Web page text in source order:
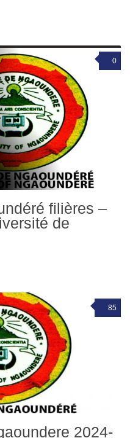
0
filières –
de
85
2024-